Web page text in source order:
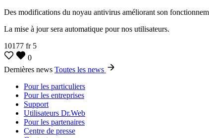
Des modifications du noyau antivirus améliorant son
La mise à jour sera automatique pour nos utilisateurs.
10177 fr 5
0
Dernières news Toutes les news
Pour les particuliers
Pour les entreprises
Support
Utilisateurs Dr.Web
Pour les partenaires
Centre de presse